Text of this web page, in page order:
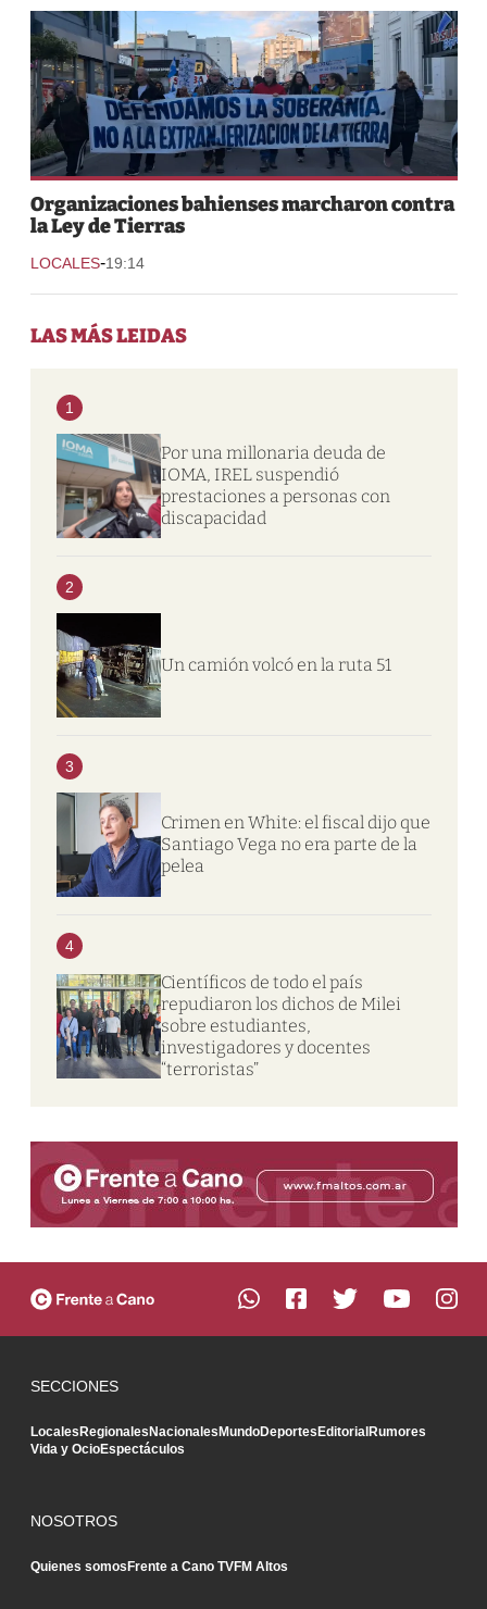
Organizaciones bahienses marcharon contra
la Ley de Tierras
LOCALES-19:14
LAS MÁS LEIDAS
1
Por una millonaria deuda de
IOMA, IREL suspendió
prestaciones a personas con
discapacidad
2
Un camión volcó en la ruta 51
3
Crimen en White: el fiscal dijo que
Santiago Vega no era parte de la
pelea
4
Científicos de todo el país
repudiaron los dichos de Milei
sobre estudiantes,
investigadores y docentes
“terroristas”
SECCIONES
LocalesRegionalesNacionalesMundoDeportesEditorialRumores
Vida y OcioEspectáculos
NOSOTROS
Quienes somosFrente a Cano TVFM Altos